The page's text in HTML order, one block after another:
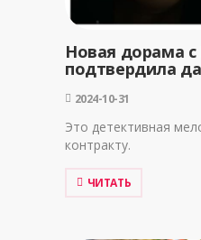
Новая дорама
подтвердила
2024-10-31
Это детективная
контракту.
ЧИТАТЬ